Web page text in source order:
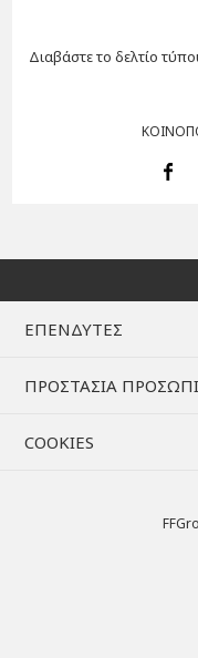
Διαβάστε το δελτίο
ΕΠΕΝΔΥΤΕΣ
ΠΡΟΣΤΑΣΙΑ
COOKIES